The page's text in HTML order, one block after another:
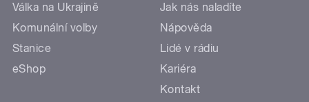
Válka na Ukrajině
Komunální volby
Stanice
eShop
Jak nás naladíte
Nápověda
Lidé v rádiu
Kariéra
Kontakt